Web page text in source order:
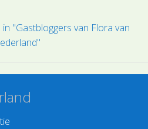
"Gastbloggers van Flora van